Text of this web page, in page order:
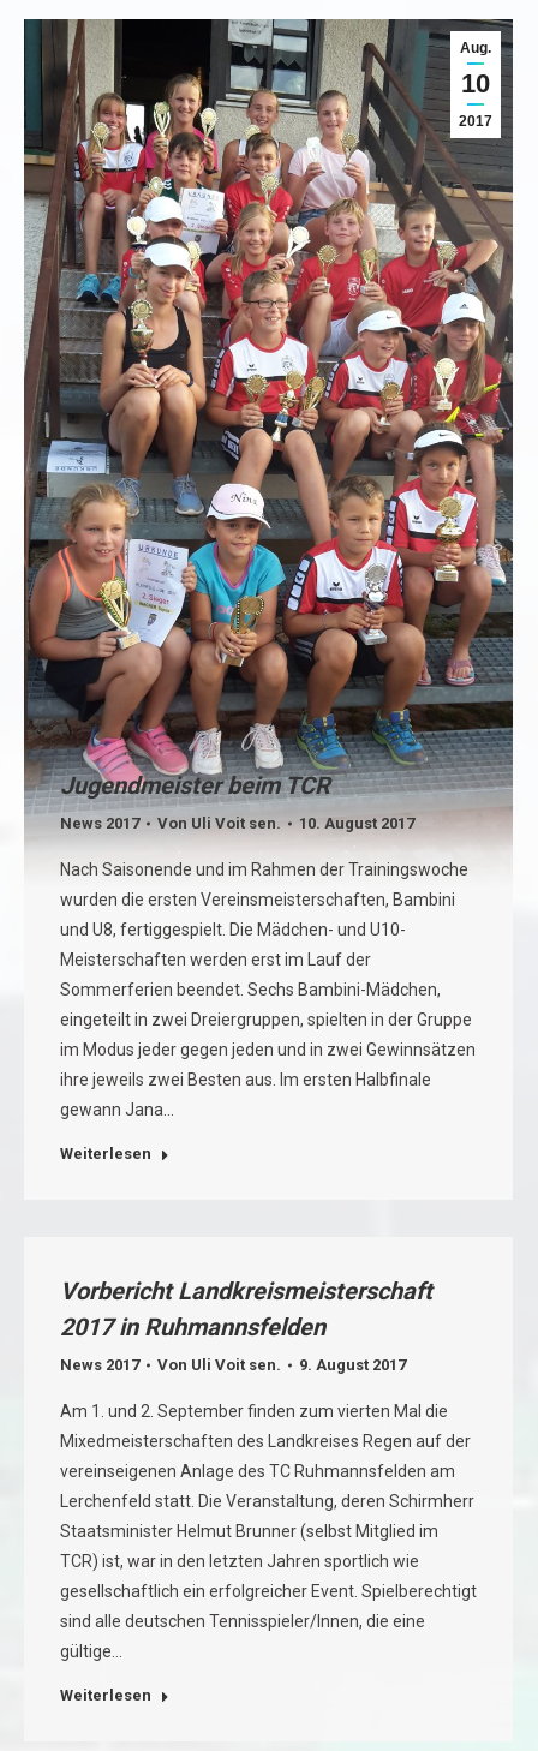
Aug.
10
2017
Jugendmeister beim TCR
News 2017 Von Uli Voit sen. 10. August 2017
Nach Saisonende und im Rahmen der Trainingswoche
wurden die ersten Vereinsmeisterschaften, Bambini
und U8, fertiggespielt. Die Mädchen- und U10-
Meisterschaften werden erst im Lauf der
Sommerferien beendet. Sechs Bambini-Mädchen,
eingeteilt in zwei Dreiergruppen, spielten in der Gruppe
im Modus jeder gegen jeden und in zwei Gewinnsätzen
ihre jeweils zwei Besten aus. Im ersten Halbfinale
gewann Jana…
Weiterlesen
Vorbericht Landkreismeisterschaft
2017 in Ruhmannsfelden
News 2017 Von Uli Voit sen. 9. August 2017
Am 1. und 2. September finden zum vierten Mal die
Mixedmeisterschaften des Landkreises Regen auf der
vereinseigenen Anlage des TC Ruhmannsfelden am
Lerchenfeld statt. Die Veranstaltung, deren Schirmherr
Staatsminister Helmut Brunner (selbst Mitglied im
TCR) ist, war in den letzten Jahren sportlich wie
gesellschaftlich ein erfolgreicher Event. Spielberechtigt
sind alle deutschen Tennisspieler/Innen, die eine
gültige…
Weiterlesen